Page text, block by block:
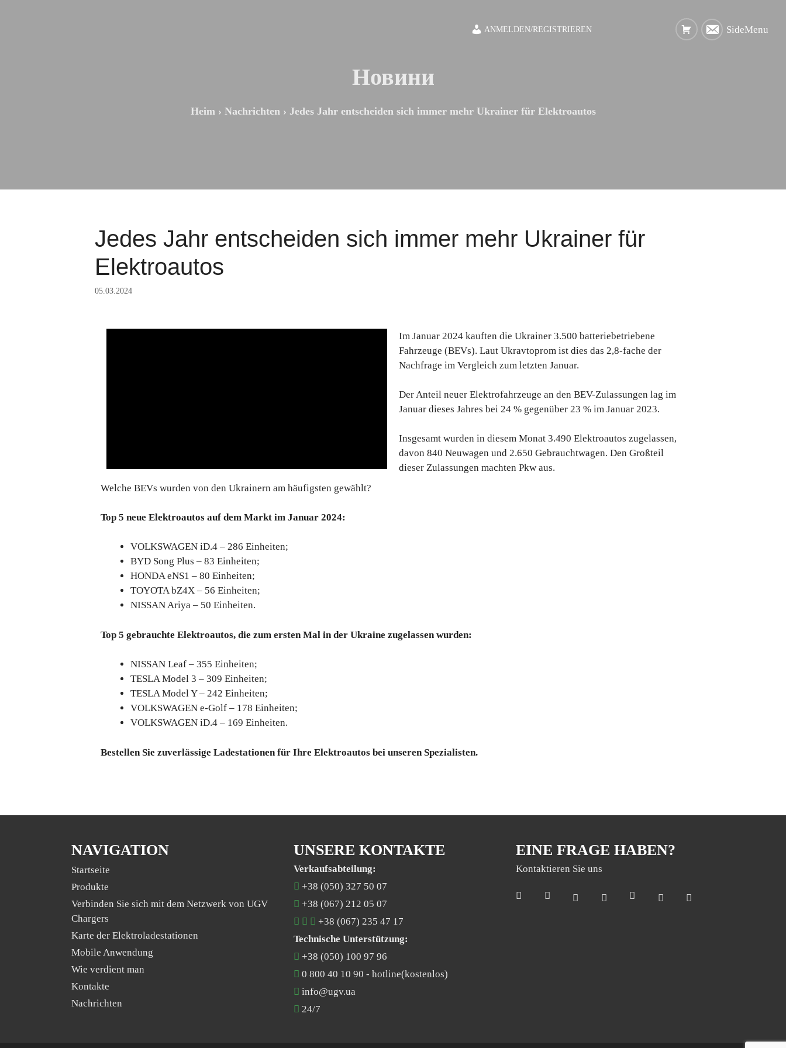
ANMELDEN/REGISTRIEREN SideMenu
Новини
Heim › Nachrichten › Jedes Jahr entscheiden sich immer mehr Ukrainer für Elektroautos
Jedes Jahr entscheiden sich immer mehr Ukrainer für
Elektroautos
05.03.2024
Im Januar 2024 kauften die Ukrainer 3.500 batteriebetriebene
Fahrzeuge (BEVs). Laut Ukravtoprom ist dies das 2,8-fache der
Nachfrage im Vergleich zum letzten Januar.
Der Anteil neuer Elektrofahrzeuge an den BEV-Zulassungen lag im
Januar dieses Jahres bei 24 % gegenüber 23 % im Januar 2023.
Insgesamt wurden in diesem Monat 3.490 Elektroautos zugelassen,
davon 840 Neuwagen und 2.650 Gebrauchtwagen. Den Großteil
dieser Zulassungen machten Pkw aus.
Welche BEVs wurden von den Ukrainern am häufigsten gewählt?
Top 5 neue Elektroautos auf dem Markt im Januar 2024:
VOLKSWAGEN iD.4 – 286 Einheiten;
BYD Song Plus – 83 Einheiten;
HONDA eNS1 – 80 Einheiten;
TOYOTA bZ4X – 56 Einheiten;
NISSAN Ariya – 50 Einheiten.
Top 5 gebrauchte Elektroautos, die zum ersten Mal in der Ukraine zugelassen wurden:
NISSAN Leaf – 355 Einheiten;
TESLA Model 3 – 309 Einheiten;
TESLA Model Y – 242 Einheiten;
VOLKSWAGEN e-Golf – 178 Einheiten;
VOLKSWAGEN iD.4 – 169 Einheiten.
Bestellen Sie zuverlässige Ladestationen für Ihre Elektroautos bei unseren Spezialisten.
NAVIGATION
Startseite
Produkte
Verbinden Sie sich mit dem Netzwerk von UGV
Chargers
Karte der Elektroladestationen
Mobile Anwendung
Wie verdient man
Kontakte
Nachrichten
UNSERE KONTAKTE
Verkaufsabteilung:
+38 (050) 327 50 07
+38 (067) 212 05 07
+38 (067) 235 47 17
Technische Unterstützung:
+38 (050) 100 97 96
0 800 40 10 90 - hotline(kostenlos)
info@ugv.ua
24/7
EINE FRAGE HABEN?
Kontaktieren Sie uns